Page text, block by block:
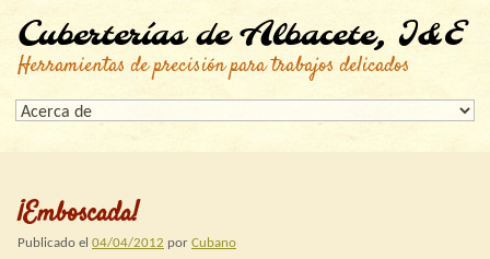
Cuberterías de Albacete, I&E
Herramientas de precisión para trabajos delicados
¡Emboscada!
Publicado el 04/04/2012 por Cubano